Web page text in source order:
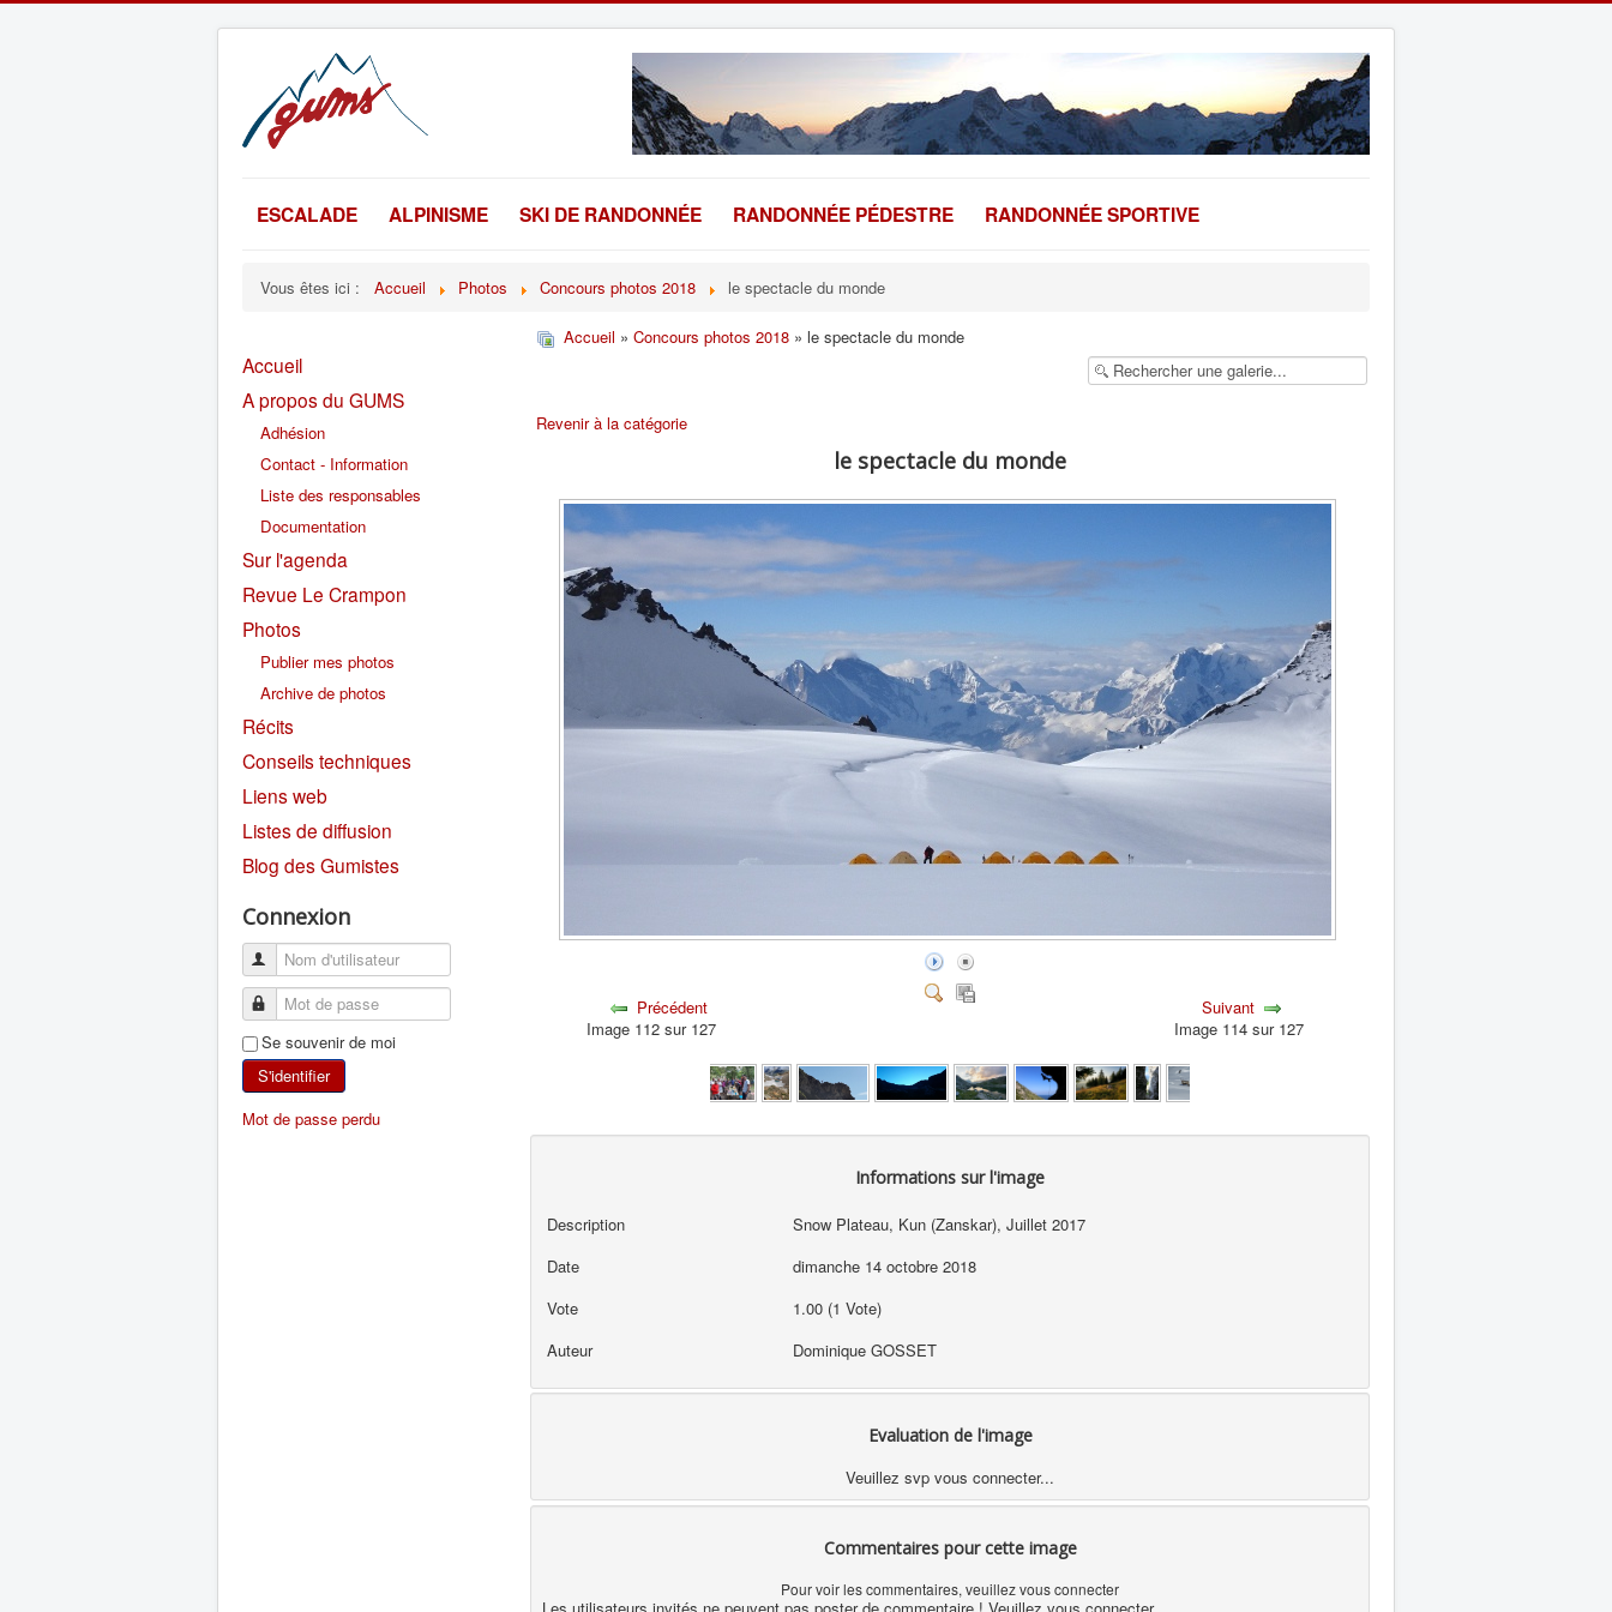
ESCALADE ALPINISME SKI DE RANDONNÉE RANDONNÉE PÉDESTRE RANDONNÉE SPORTIVE
Vous êtes ici : Accueil Photos Concours photos 2018 le spectacle du monde
Accueil
A propos du GUMS
Adhésion
Contact - Information
Liste des responsables
Documentation
Sur l'agenda
Revue Le Crampon
Photos
Publier mes photos
Archive de photos
Récits
Conseils techniques
Liens web
Listes de diffusion
Blog des Gumistes
Connexion
Se souvenir de moi
S'identifier
Mot de passe perdu
Accueil » Concours photos 2018 » le spectacle du monde
Revenir à la catégorie
le spectacle du monde
Précédent
Image 112 sur 127
Suivant
Image 114 sur 127
Informations sur l'image
Description
Snow Plateau, Kun (Zanskar), Juillet 2017
Date
dimanche 14 octobre 2018
Vote
1.00 (1 Vote)
Auteur
Dominique GOSSET
Evaluation de l'image
Veuillez svp vous connecter...
Commentaires pour cette image
Pour voir les commentaires, veuillez vous connecter